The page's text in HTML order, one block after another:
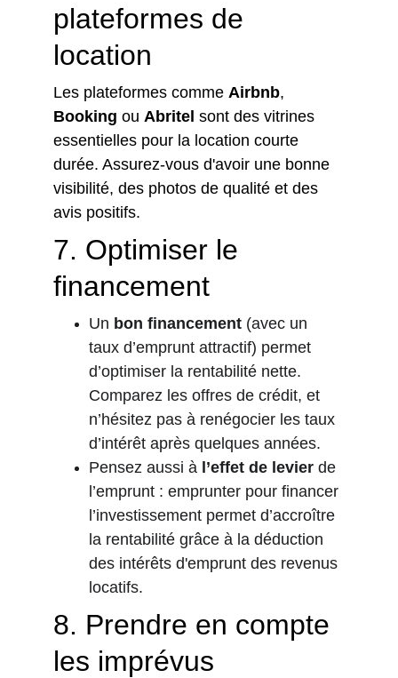
plateformes de
location
Les plateformes comme Airbnb,
Booking ou Abritel sont des vitrines
essentielles pour la location courte
durée. Assurez-vous d'avoir une bonne
visibilité, des photos de qualité et des
avis positifs.
7. Optimiser le
financement
Un bon financement (avec un
taux d’emprunt attractif) permet
d’optimiser la rentabilité nette.
Comparez les offres de crédit, et
n’hésitez pas à renégocier les taux
d’intérêt après quelques années.
Pensez aussi à l’effet de levier de
l’emprunt : emprunter pour financer
l’investissement permet d’accroître
la rentabilité grâce à la déduction
des intérêts d'emprunt des revenus
locatifs.
8. Prendre en compte
les imprévus